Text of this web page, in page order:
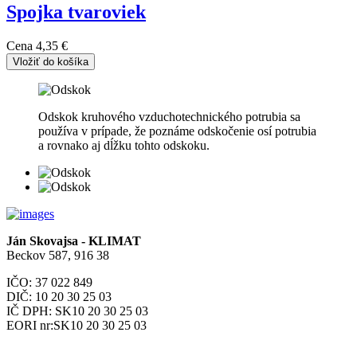
Spojka tvaroviek
Cena 4,35 €
Vložiť do košíka
Odskok kruhového vzduchotechnického potrubia sa
používa v prípade, že poznáme odskočenie osí potrubia
a rovnako aj dĺžku tohto odskoku.
Ján Skovajsa - KLIMAT
Beckov 587, 916 38
IČO: 37 022 849
DIČ: 10 20 30 25 03
IČ DPH: SK10 20 30 25 03
EORI nr:SK10 20 30 25 03